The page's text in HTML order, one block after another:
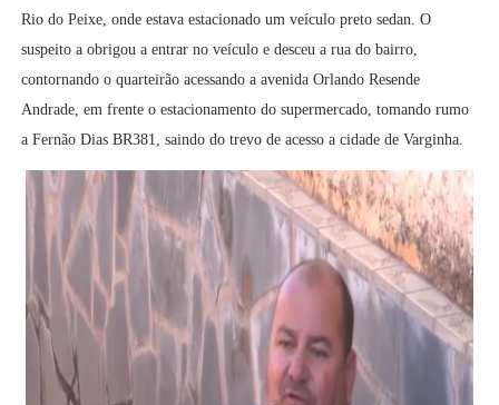
Rio do Peixe, onde estava estacionado um veículo preto sedan. O
suspeito a obrigou a entrar no veículo e desceu a rua do bairro,
contornando o quarteirão acessando a avenida Orlando Resende
Andrade, em frente o estacionamento do supermercado, tomando rumo
a Fernão Dias BR381, saindo do trevo de acesso a cidade de Varginha.